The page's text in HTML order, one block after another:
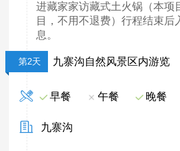
进藏家家访藏式土火锅（本项
目，不用不退费）行程结束后
息。
第2天 九寨沟自然风景区内游览
早餐 午餐 晚餐
九寨沟